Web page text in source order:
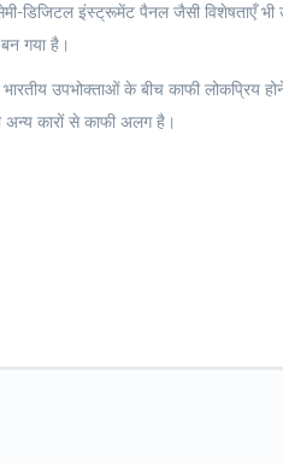
डिजिटल इंस्ट्रूमेंट पैनल जैसी विशेषताएँ भी
गया है।
उपभोक्ताओं के बीच काफी लोकप्रिय
कारों से काफी अलग है।